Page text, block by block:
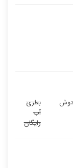
دوش
بطری
آب
رایگان